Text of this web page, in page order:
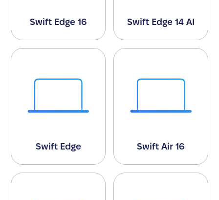
Swift Edge 16 Swift Edge 14 AI
Swift Edge Swift Air 16